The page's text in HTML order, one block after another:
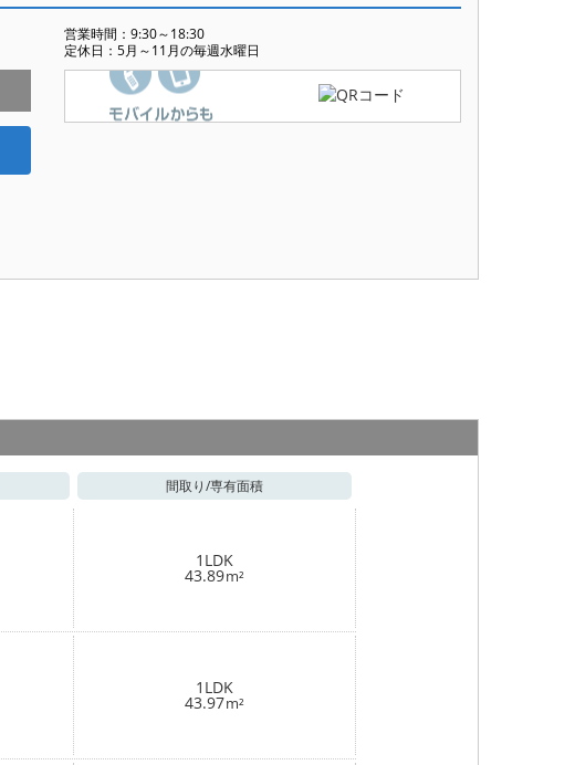
営業時間：9:30～18:30
定休日：5月～11月の毎週水曜日
間取り/専有面積
1LDK
43.89m²
1LDK
43.97m²